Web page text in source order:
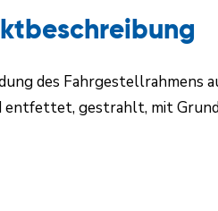
des Fahrgestellrahmens
entfettet, gestrahlt, mit